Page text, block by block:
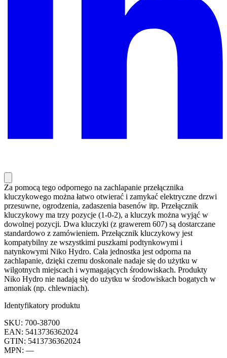
Za pomocą tego odpornego na zachlapanie przełącznika
kluczykowego można łatwo otwierać i zamykać elektryczne drzwi
przesuwne, ogrodzenia, zadaszenia basenów itp. Przełącznik
kluczykowy ma trzy pozycje (1-0-2), a kluczyk można wyjąć w
dowolnej pozycji. Dwa kluczyki (z grawerem 607) są dostarczane
standardowo z zamówieniem. Przełącznik kluczykowy jest
kompatybilny ze wszystkimi puszkami podtynkowymi i
natynkowymi Niko Hydro. Cała jednostka jest odporna na
zachlapanie, dzięki czemu doskonale nadaje się do użytku w
wilgotnych miejscach i wymagających środowiskach. Produkty
Niko Hydro nie nadają się do użytku w środowiskach bogatych w
amoniak (np. chlewniach).
Identyfikatory produktu
SKU: 700-38700
EAN: 5413736362024
GTIN: 5413736362024
MPN: —